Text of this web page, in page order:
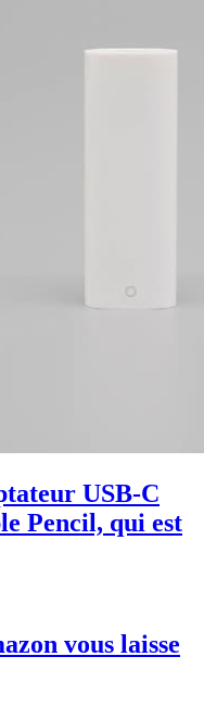
USB-C
Pencil, qui est
vous laisse